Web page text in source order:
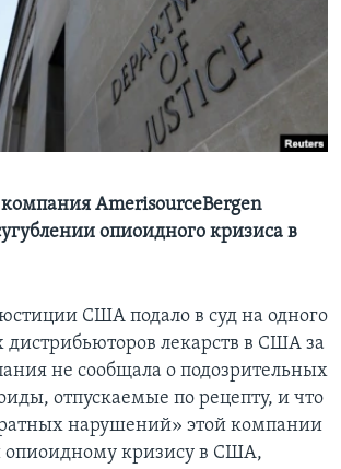
AmerisourceBergen
опиоидного кризиса в
США подало в суд на одного
лекарств в США за
не сообщала о подозрительных
отпускаемые по рецепту, и что
нарушений» этой компании
опиоидному кризису в США,